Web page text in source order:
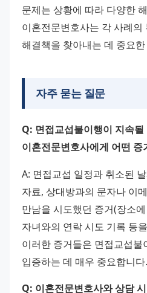
문제는 상황에 따라 다양한
이혼전문변호사는 각 사례의
해결책을 찾아내는 데 중요
자주 묻는 질문
Q: 면접교섭불이행이 지속될
이혼전문변호사에게 어떤
A: 면접교섭 일정과 취소된
자료, 상대방과의 문자나 이
만남을 시도했던 증거(장소
자녀와의 연락 시도 기록 등
이러한 증거들은 면접교섭
입증하는 데 매우 중요합니다.
Q: 이혼전문변호사와 상담